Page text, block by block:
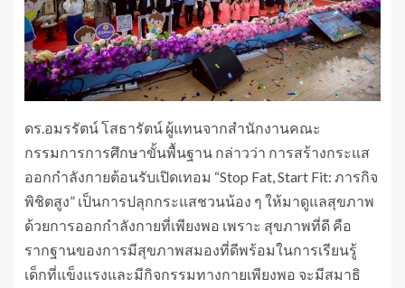
ดร.อมรรัตน์ โสธารัตน์ ผู้แทนจากสำนักงานคณะ
กรรมการการศึกษาขั้นพื้นฐาน กล่าวว่า การสร้างกระแส
ออกกำลังกายต้อนรับเปิดเทอม “Stop Fat, Start Fit: ภารกิจ
พิชิตสูง” เป็นการปลุกกระแสชวนน้อง ๆ ให้มาดูแลสุขภาพ
ด้วยการออกกำลังกายที่เพียงพอ เพราะ สุขภาพที่ดี คือ
รากฐานของการมีสุขภาพสมองที่ดีพร้อมในการเรียนรู้
เด็กที่แข็งแรงและมีกิจกรรมทางกายเพียงพอ จะมีสมาธิ